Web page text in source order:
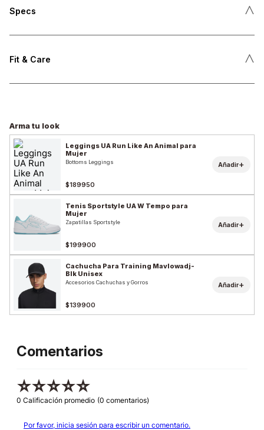
Specs ˄
Fit & Care ˄
Arma tu look
Leggings UA Run Like An Animal para
Mujer
Bottoms Leggings
$189950
Añadir+
Tenis Sportstyle UA W Tempo para
Mujer
Zapatillas Sportstyle
$199900
Añadir+
Cachucha Para Training Mavlowadj-
Blk Unisex
Accesorios Cachuchas y Gorros
$139900
Añadir+
Comentarios
☆☆☆☆☆
0 Calificación promedio (0 comentarios)
Por favor, inicia sesión para escribir un comentario.